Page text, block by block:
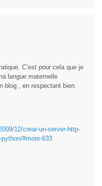
C’est pour cela que je
langue maternelle
blog , en respectant bien
12/crear-un-server-http-
#more-633